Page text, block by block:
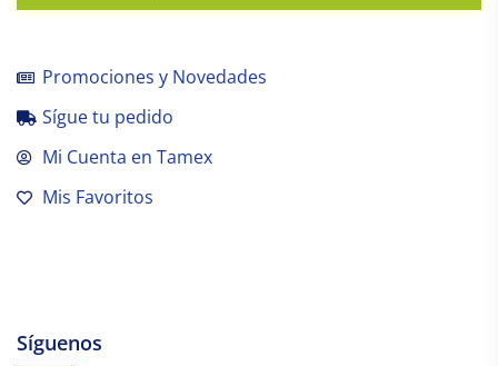
Promociones y Novedades
Sígue tu pedido
Mi Cuenta en Tamex
Mis Favoritos
Síguenos